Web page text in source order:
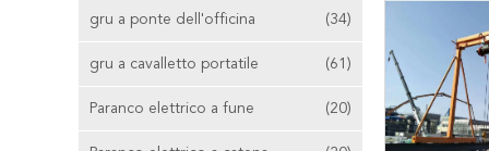
gru a ponte dell'officina (34)
gru a cavalletto portatile (61)
Paranco elettrico a fune (20)